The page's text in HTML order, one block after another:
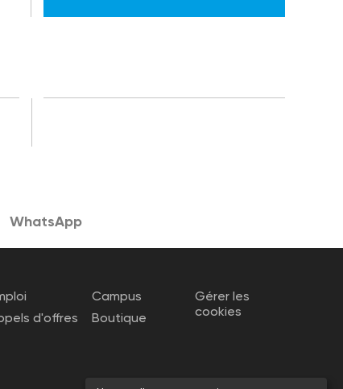
WhatsApp
d'offres
Campus
Boutique
Gérer les
cookies